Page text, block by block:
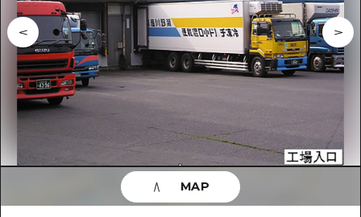
推薦
藝術
活動·廟會
美食·酒水
騎自行車
購物
運動
列表
Dive! Hiroshima 官方向導
廣島隨意旅行
廣島市內
安芸
答對了
景點
列表
廣島市內
安芸
答對了
美北
活動
即時訊息
有用的信息
列表
MAP